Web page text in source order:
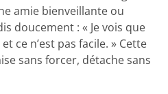
amie bienveillante ou
doucement : « Je vois que
ce n’est pas facile. » Cette
sans forcer, détache sans